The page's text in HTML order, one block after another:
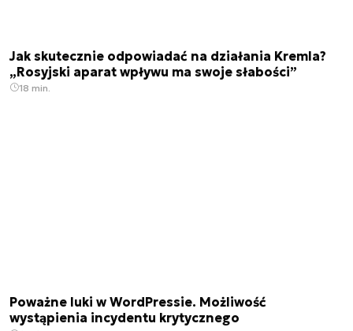
Jak skutecznie odpowiadać na działania Kremla?
„Rosyjski aparat wpływu ma swoje słabości”
18 min.
Poważne luki w WordPressie. Możliwość
wystąpienia incydentu krytycznego